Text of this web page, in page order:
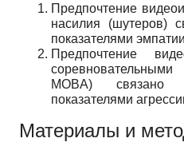
Предпочтение
насилия (шутеров)
показателями
Предпочтение
MOBA)
показателями
Материалы и